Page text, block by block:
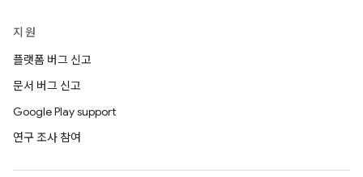
지원
플랫폼 버그 신고
문서 버그 신고
Google Play support
연구 조사 참여